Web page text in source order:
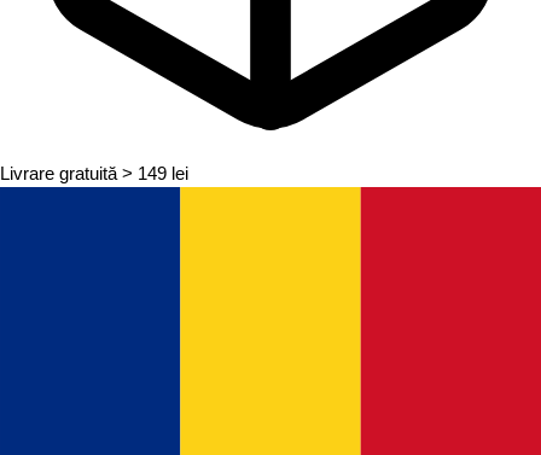
Livrare gratuită > 149 lei